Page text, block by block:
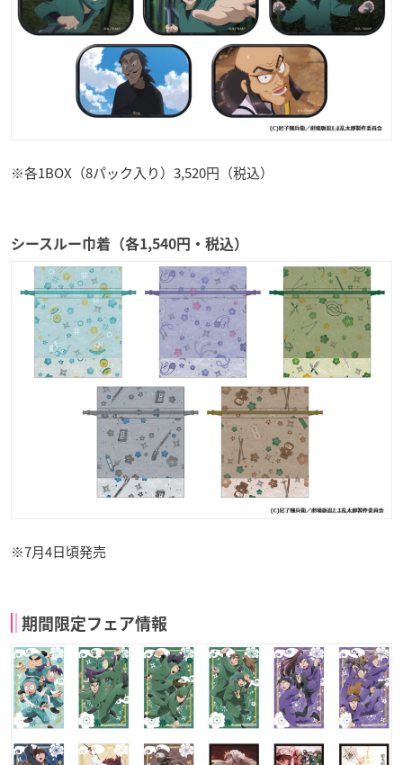
※各1BOX（8パック入り）3,520円（税込）
シースルー巾着（各1,540円・税込）
※7月4日頃発売
期間限定フェア情報